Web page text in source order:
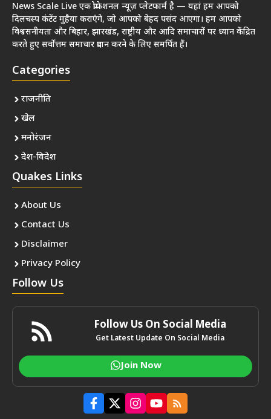
News Scale Live एक प्रोफेशनल न्यूज़ प्लेटफार्म है — यहां हम आपको
दिलचस्प कंटेंट मुहैया कराएंगे, जो आपको बेहद पसंद आएगा। हम आपको
विश्वसनीयता और बिहार, झारखंड, राष्ट्रीय और आदि समाचारों पर ध्यान केंद्रित
करते हुए सर्वोत्तम समाचार प्रदान करने के लिए समर्पित हैं।
Categories
राजनीति
खेल
मनोरंजन
देश-विदेश
Quakes Links
About Us
Contact Us
Disclaimer
Privacy Policy
Follow Us
Follow Us On Social Media
Get Latest Update On Social Media
Join Now